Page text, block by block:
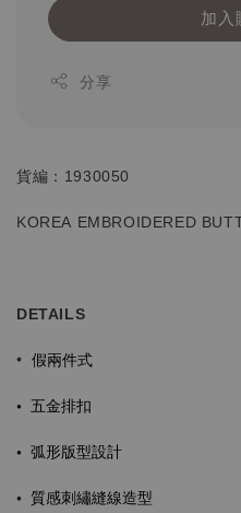
加入
分享
貨編：1930050
KOREA EMBROIDERED
DETAILS
• 假兩件式
• 五金排扣
• 弧形版型設計
• 質感刺繡縫線造型